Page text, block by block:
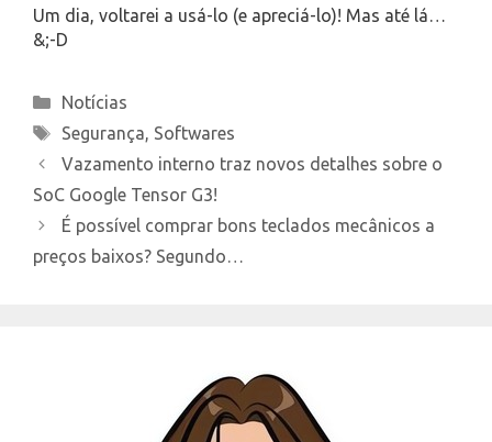
Um dia, voltarei a usá-lo (e apreciá-lo)! Mas até lá…
&;-D
Categories
Notícias
Tags
Segurança, Softwares
Vazamento interno traz novos detalhes sobre o
SoC Google Tensor G3!
É possível comprar bons teclados mecânicos a
preços baixos? Segundo…